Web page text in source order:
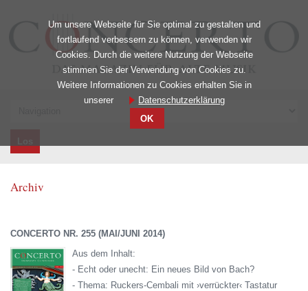
Archiv
CONCERTO NR. 255 (MAI/JUNI 2014)
Aus dem Inhalt:
- Echt oder unecht: Ein neues Bild von Bach?
- Thema: Ruckers-Cembali mit ›verrückter‹ Tastatur
Um unsere Webseite für Sie optimal zu gestalten und
fortlaufend verbessern zu können, verwenden wir
Cookies. Durch die weitere Nutzung der Webseite
stimmen Sie der Verwendung von Cookies zu.
Weitere Informationen zu Cookies erhalten Sie in
unserer
Datenschutzerklärung
OK